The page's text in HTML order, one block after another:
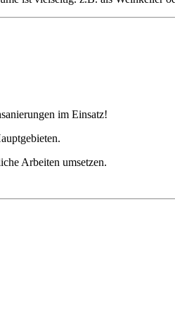
im Einsatz!
Arbeiten umsetzen.